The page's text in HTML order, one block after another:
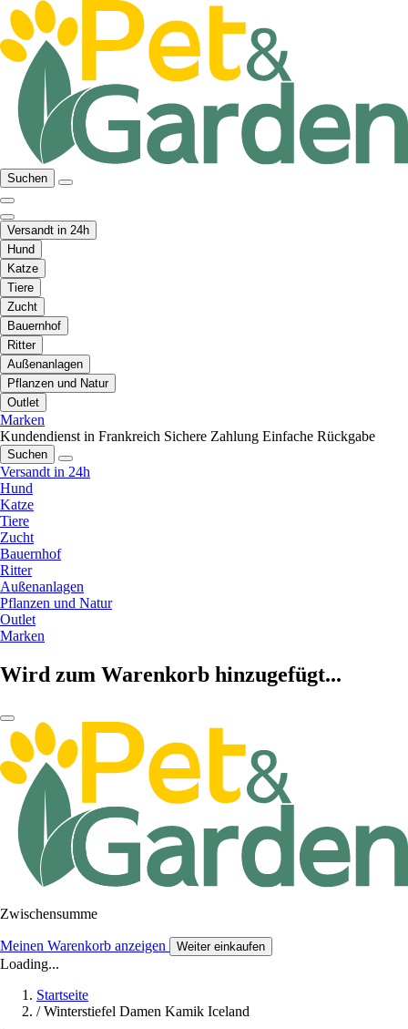
Suchen
Versandt in 24h
Hund
Katze
Tiere
Zucht
Bauernhof
Ritter
Außenanlagen
Pflanzen und Natur
Outlet
Marken
Kundendienst in Frankreich Sichere Zahlung Einfache Rückgabe
Suchen
Versandt in 24h
Hund
Katze
Tiere
Zucht
Bauernhof
Ritter
Außenanlagen
Pflanzen und Natur
Outlet
Marken
Wird zum Warenkorb hinzugefügt...
Zwischensumme
Meinen Warenkorb anzeigen Weiter einkaufen
Loading...
Startseite
/ Winterstiefel Damen Kamik Iceland